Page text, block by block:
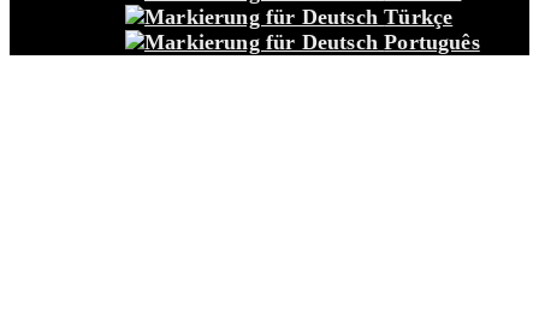
Türkçe
Português